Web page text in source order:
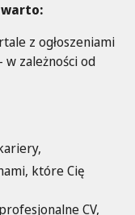
z ogłoszeniami
w zależności od
które Cię
CV,